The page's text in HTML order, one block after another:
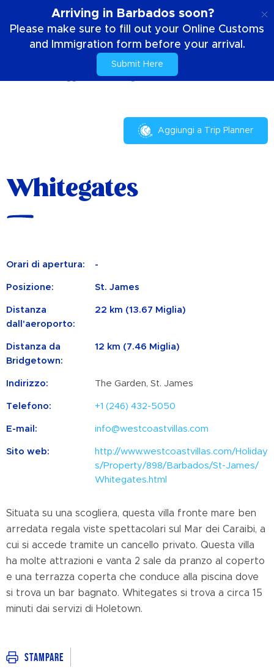
Arriving in Barbados soon?
Please make sure to fill out your Online Customs
and Immigration form before your arrival.
Submit Here
Whitegates
Aggiungi a Trip Planner
Whitegates
Orari di apertura: -
Posizione: St. James
Distanza
dall'aeroporto:
22 km (13.67 Miglia)
Distanza da
Bridgetown:
12 km (7.46 Miglia)
Indirizzo: The Garden, St. James
Telefono: +1 (246) 432-5050
E-mail: info@westcoastvillas.com
Sito web:
http://www.westcoastvillas.com/Holiday
s/Property/898/Barbados/St-James/
Whitegates.html
Situata su una scogliera, questa villa fronte mare ben
arredata regala viste spettacolari sul Mar dei Caraibi, a
cui si accede tramite un cancello privato. Questa villa
ha molte attrazioni e vanta 2 sale da pranzo al coperto
e una terrazza coperta che conduce alla piscina dove
si trova un bar bagnato. Whitegates si trova a circa 15
minuti dai servizi di Holetown.
Stampare